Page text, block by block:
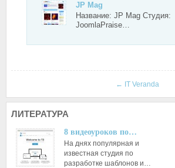
JP Mag
Название: JP Mag Студия:
JoomlaPraise…
← IT Veranda
ЛИТЕРАТУРА
8 видеоуроков по…
На днях популярная и
известная студия по
разработке шаблонов и…